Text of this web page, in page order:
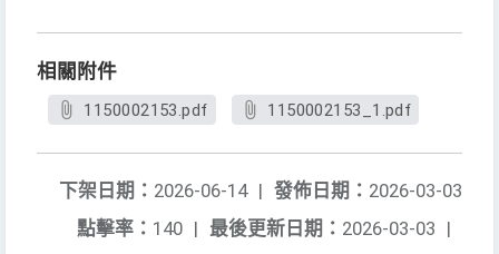
相關附件
1150002153.pdf 1150002153_1.pdf
發佈日期： 2026-03-03
下架日期： 2026-06-14 |
最後更新日期： 2026-03-03 |
點擊率： 140 |